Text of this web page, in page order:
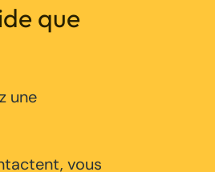
que
une
vous